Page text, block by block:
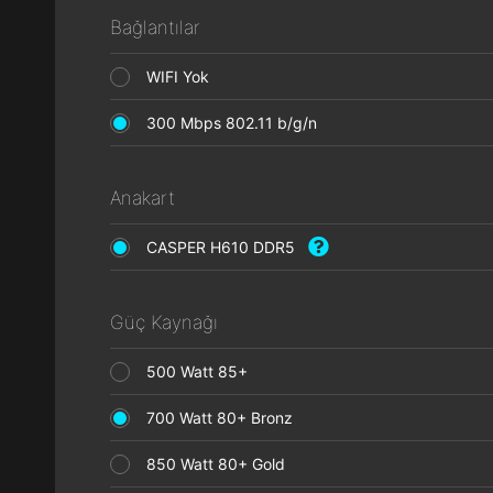
Bağlantılar
WIFI Yok
300 Mbps 802.11 b/g/n
Anakart
CASPER H610 DDR5
Güç Kaynağı
500 Watt 85+
700 Watt 80+ Bronz
850 Watt 80+ Gold